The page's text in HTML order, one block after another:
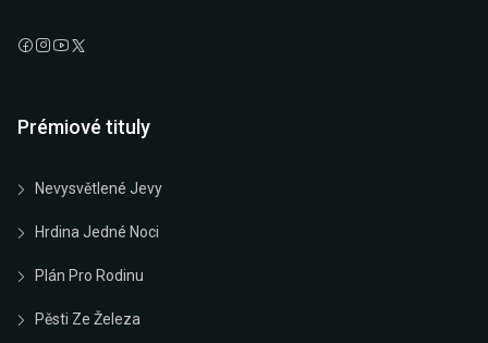
Prémiové tituly
Nevysvětlené Jevy
Hrdina Jedné Noci
Plán Pro Rodinu
Pěsti Ze Železa